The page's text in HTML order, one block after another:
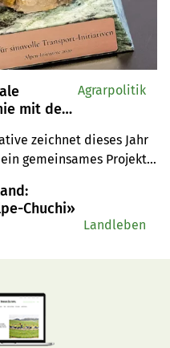
mit dem
zeichnet dieses Jahr
gemeinsames Projekt
Glarner und Bündner
Agrarpolitik
Chuchi»
Landleben